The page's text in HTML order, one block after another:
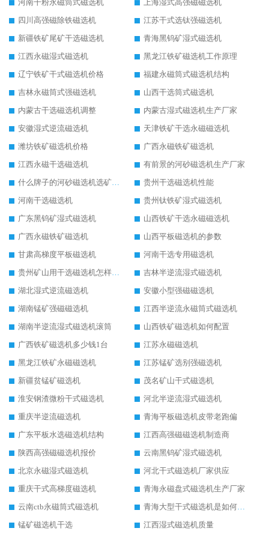
河南干粉永磁筒式磁选机
上海湿式高强磁磁选机
四川高强磁除铁磁选机
江苏干式选钛强磁选机
新疆铁矿尾矿干选磁选机
青海黑钨矿湿式磁选机
江西永磁湿式磁选机
黑龙江铁矿磁选机工作原理
辽宁铁矿干式磁选机价格
福建永磁筒式磁选机结构
吉林永磁筒式强磁选机
山西干选筒式磁选机
内蒙古干选磁选机调整
内蒙古湿式磁选机生产厂家
安徽湿式逆流磁选机
天津铁矿干选永磁磁选机
潍坊铁矿磁选机价格
广西永磁铁矿磁选机
江西永磁干选磁选机
有前景的河砂磁选机生产厂家
什么牌子的河砂磁选机选矿效果好
贵州干选磁选机性能
河南干选磁选机
贵州钛铁矿湿式磁选机
广东黑钨矿湿式磁选机
山西铁矿干选永磁磁选机
广西永磁铁矿磁选机
山西平板磁选机的参数
甘肃高梯度平板磁选机
河南干选专用磁选机
贵州矿山用干选磁选机怎样调磁
吉林半逆流湿式磁选机
湖北湿式逆流磁选机
安徽小型强磁磁选机
湖南锰矿强磁磁选机
江西半逆流永磁筒式磁选机
湖南半逆流湿式磁选机滚筒
山西铁矿磁选机如何配置
广西铁矿磁选机多少钱1台
江苏永磁磁选机
黑龙江铁矿永磁磁选机
江苏锰矿选别强磁选机
新疆贫锰矿磁选机
茂名矿山干式磁选机
淮安钢渣微粉干式磁选机
河北半逆流湿式磁选机
重庆半逆流磁选机
青海平板磁选机皮带老跑偏
广东平板水选磁选机结构
江西高强磁磁选机制造商
陕西高强磁磁选机报价
云南黑钨矿湿式磁选机
北京永磁湿式磁选机
河北干式磁选机厂家供应
重庆干式高梯度磁选机
青海永磁盘式磁选机生产厂家
云南ctb永磁筒式磁选机
青海大型干式磁选机是如何选矿的
锰矿磁选机干选
江西湿式磁选机质量